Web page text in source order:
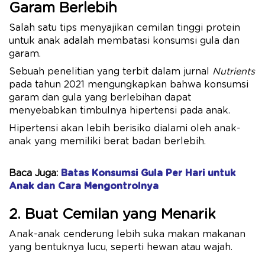
Garam Berlebih
Salah satu tips menyajikan cemilan tinggi protein
untuk anak adalah membatasi konsumsi gula dan
garam.
Sebuah penelitian yang terbit dalam jurnal
Nutrients
pada tahun 2021 mengungkapkan bahwa konsumsi
garam dan gula yang berlebihan dapat
menyebabkan timbulnya hipertensi pada anak.
Hipertensi akan lebih berisiko dialami oleh anak-
anak yang memiliki berat badan berlebih.
Baca Juga: Batas Konsumsi Gula Per Hari untuk
Anak dan Cara Mengontrolnya
2. Buat Cemilan yang Menarik
Anak-anak cenderung lebih suka makan makanan
yang bentuknya lucu, seperti hewan atau wajah.